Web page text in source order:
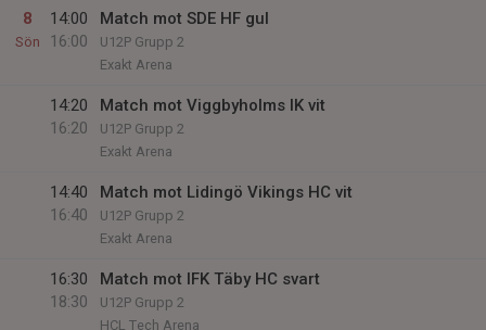
8
Sön
14:00
16:00
Match mot SDE HF gul
U12P Grupp 2
Exakt Arena
14:20
16:20
Match mot Viggbyholms IK vit
U12P Grupp 2
Exakt Arena
14:40
16:40
Match mot Lidingö Vikings HC vit
U12P Grupp 2
Exakt Arena
16:30
18:30
Match mot IFK Täby HC svart
U12P Grupp 2
HCL Tech Arena